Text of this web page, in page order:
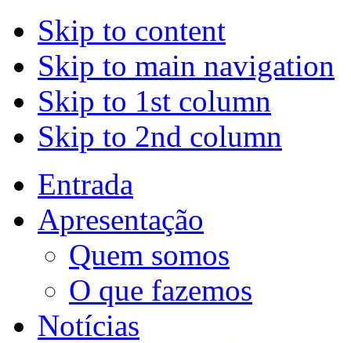
Skip to content
Skip to main navigation
Skip to 1st column
Skip to 2nd column
Entrada
Apresentação
Quem somos
O que fazemos
Notícias